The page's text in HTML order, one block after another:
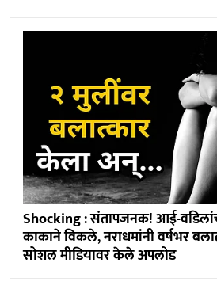
Shocking : संतापजनक! आई-
काकाने विकले, नराधमांनी वर्षभर
सोशल मीडियावर केले अपलोड